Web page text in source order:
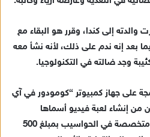
عام 1980، وغادرت والدته إلى كندا، وقرر هو البقاء مع
بعد إنه ندم على ذلك، لأنه نشأ معه
وجد ضالته في التكنولوجيا.
على جهاز كمبيوتر “كومودور في آي
وعندما بلغ الـ12 تمكن من إنشاء لعبة فيديو أسماها
“بلاستر”، وباع شيفرتها لمجلة متخصصة في الحواسيب بمبلغ 500